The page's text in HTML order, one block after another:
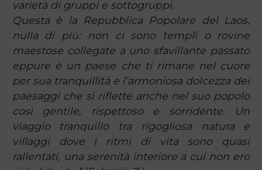
varietà di gruppi e sottogruppi.
Questa è la Repubblica Popolare del Laos,
nulla di più: non ci sono templi o rovine
maestose collegate a uno sfavillante passato
eppure è un paese che ti rimane nel cuore
per sua tranquillità e l’armoniosa dolcezza dei
paesaggi che si riflette anche nel suo popolo
così gentile, rispettoso e sorridente. Un
viaggio tranquillo tra rigogliosa natura e
villaggi dove i ritmi di vita sono quasi
rallentati, una serenità interiore a cui non ero